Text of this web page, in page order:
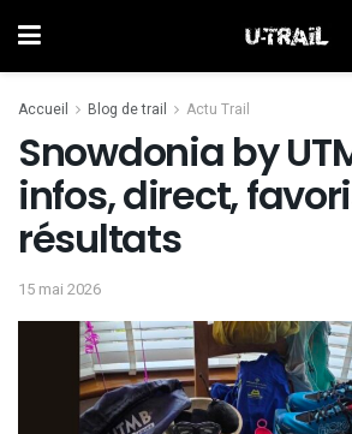
Accueil Blog de trail Actu Trail
Snowdonia by
infos, direct,
résultats
15 mai 2026